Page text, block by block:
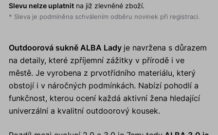
Slevu nelze uplatnitna již zlevněné zboží.
* Sleva je podmíněna schválením odběru novinek při registraci.
Outdoorová sukně ALBA Lady je navržena s důrazem
na detaily, které zpříjemní zážitky v přírodě i ve
městě. Je vyrobena z prvotřídního materiálu, který
obstojí i v náročných podmínkách. Nabízí pohodlí a
funkčnost, kterou ocení každá aktivní žena hledající
univerzální a kvalitní outdoorový kousek.